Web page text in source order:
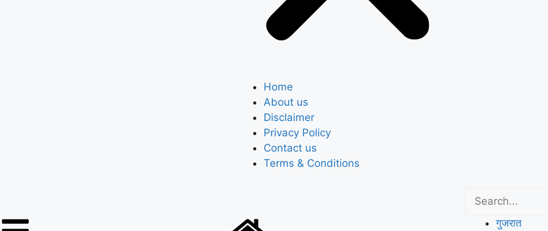
Home
About us
Disclaimer
Privacy Policy
Contact us
Terms & Conditions
गुजरात